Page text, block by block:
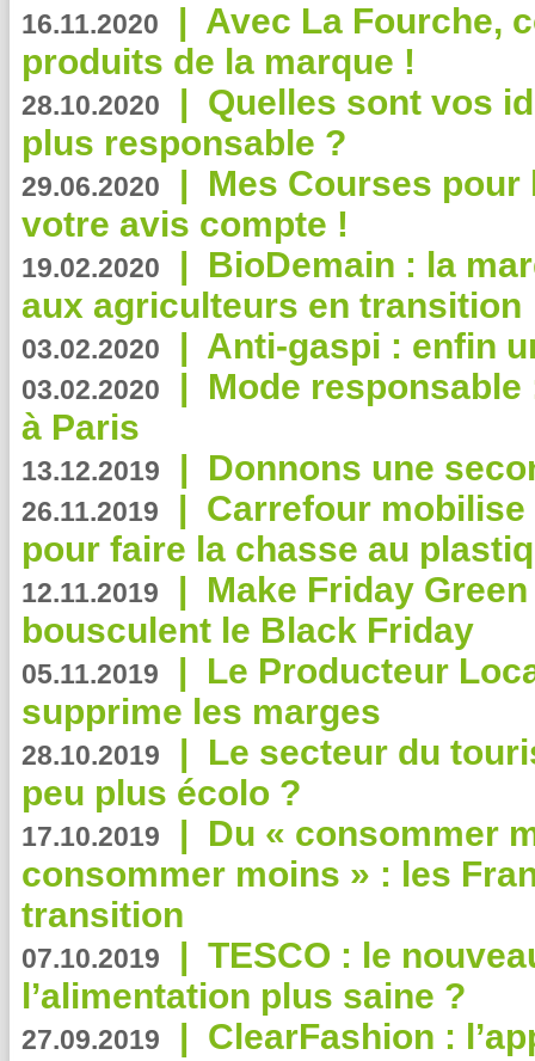
16.11.2020 | Avec La Fourche,
produits de la marque !
28.10.2020 | Quelles sont vos
plus responsable ?
29.06.2020 | Mes Courses pour
votre avis compte !
19.02.2020 | BioDemain : la
aux agriculteurs en transition
03.02.2020 | Anti-gaspi : enfin
03.02.2020 | Mode
à Paris
13.12.2019 | Donnons une
26.11.2019 | Carrefour
pour faire la chasse au
12.11.2019 | Make Friday
bousculent le Black Friday
05.11.2019 | Le Producteur
supprime les marges
28.10.2019 | Le secteur du
peu plus écolo ?
17.10.2019 | Du « consommer
consommer moins » : les
transition
07.10.2019 | TESCO : le
l’alimentation plus saine ?
27.09.2019 | ClearFashion :